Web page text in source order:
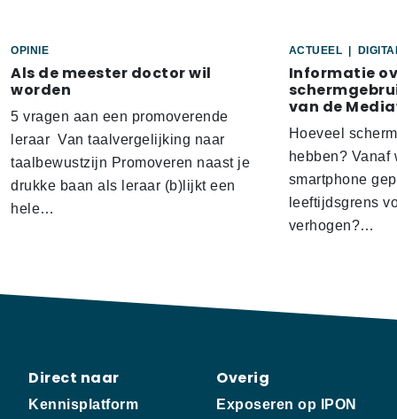
OPINIE
Als de meester doctor wil
worden
5 vragen aan een promoverende
leraar Van taalvergelijking naar
taalbewustzijn Promoveren naast je
drukke baan als leraar (b)lijkt een
hele…
ACTUEEL
Informatie
van de
Hoeveel
hebben?
smartphone
leeftijdsgrens
verhogen?…
Direct naar
Kennisplatform
Overig
Exposeren op IPON